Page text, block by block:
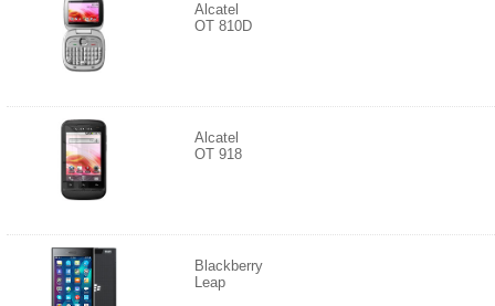
Alcatel
OT 810D
Alcatel
OT 918
Blackberry
Leap